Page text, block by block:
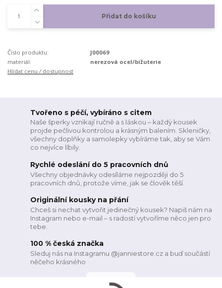
Přidat do košíku
Číslo produktu:
J00069
materiál:
nerezová ocel/bižuterie
Hlídat cenu / dostupnost
Tvořeno s péčí, vybíráno s citem
Naše šperky vznikají ručně a s láskou – každý kousek
projde pečlivou kontrolou a krásným balením. Skleničky,
všechny doplňky a samolepky vybíráme tak, aby se Vám
co nejvíce líbily.
Rychlé odeslání do 5 pracovních dnů
Všechny objednávky odesíláme nejpozději do 5
pracovních dnů, protože víme, jak se člověk těší.
Originální kousky na přání
Chceš si nechat vytvořit jedinečný kousek? Napiš nám na
Instagram nebo e-mail – s radostí vytvoříme něco jen pro
tebe.
100 % česká značka
Sleduj nás na Instagramu @janniestore.cz a buď součástí
něčeho krásného